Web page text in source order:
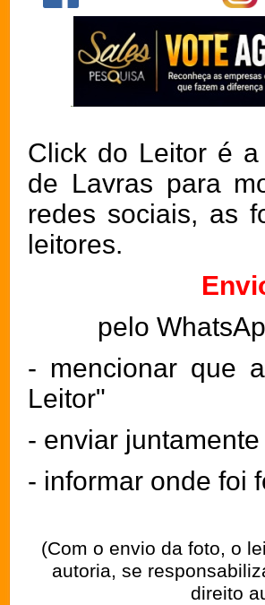
Click do Leitor é
de Lavras para
redes sociais, as
leitores.
pelo
- mencionar que
Leitor"
- enviar
- informar onde foi
(Com o envio da foto, o
autoria, se
direito